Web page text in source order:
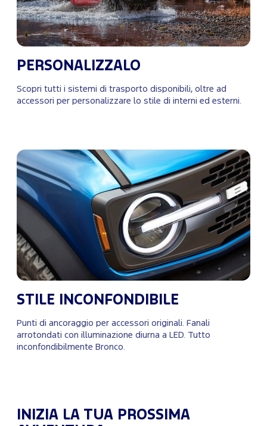
PERSONALIZZALO
Scopri tutti i sistemi di trasporto disponibili, oltre ad
accessori per personalizzare lo stile di interni ed esterni.
STILE INCONFONDIBILE
Punti di ancoraggio per accessori originali. Fanali
arrotondati con illuminazione diurna a LED. Tutto
inconfondibilmente Bronco.
INIZIA LA TUA PROSSIMA